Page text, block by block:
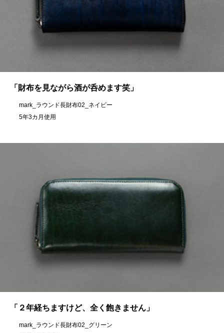
「財布を見ながら酒が呑めます笑」
mark_ラウンド長財布02_ネイビー
5年3カ月使用
「２年経ちますけど、全く飽きません」
mark_ラウンド長財布02_グリーン